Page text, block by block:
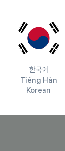
한국어
Tiếng Hàn
Korean
를 실제 성과(매
연하게 대응하며
스로 문제를 정
니케이션을 통해